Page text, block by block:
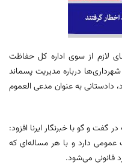
لازم از سوی اداره کل حفاظت
درباره مدیریت پسماند
به عنوان مدعی‌ العموم
و گو با خبرنگار ایرنا افزود:
عمومی دارد و با هر مساله‌ای که
قانونی می‌شود.